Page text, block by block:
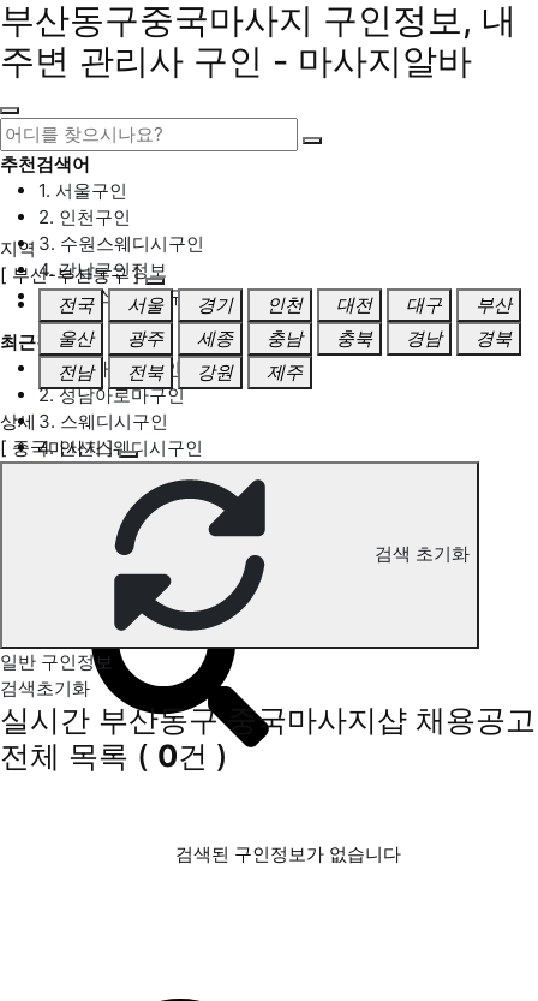
부산동구중국마사지 구인정보, 내
주변 관리사 구인 - 마사지알바
추천검색어
1. 서울구인
2. 인천구인
3. 수원스웨디시구인
4. 강남구인정보
5. 동탄스웨디시구인
최근검색어
1. 일산마사지구인
2. 성남아로마구인
3. 스웨디시구인
4. 안산스웨디시구인
부산동구 중국마사지 구인정보
지역
[ 부산-부산동구 ]
전국
서울 경기 인천 대전 대구
부산
울산
광주 세종 충남 충북 경남
경북
전남
전북 강원 제주
상세
[ 중국마사지 ]
검색 초기화
일반 구인정보
검색초기화
실시간 부산동구 중국마사지샵 채용공고
전체 목록 ( 0건 )
검색된 구인정보가 없습니다